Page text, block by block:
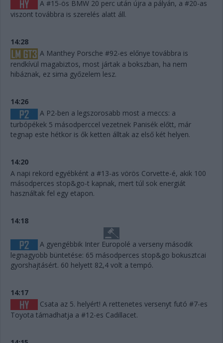
A #15-ös BMW 20 perc után újra a pályán, a #20-as
viszont továbbra is szerelés alatt áll.
14:28
A Manthey Porsche #92-es előnye továbbra is
rendkívül magabiztos, most jártak a bokszban, ha nem
hibáznak, ez sima győzelem lesz.
14:26
A P2-ben a legszorosabb most a meccs: a
turbópékek 5 másodperccel vezetnek Panisék előtt, már
tegnap este hétkor is ők ketten álltak az első két helyen.
14:20
A napi rekord egyébként a #13-as vörös Corvette-é, akik 100
másodperces stop&go-t kapnak, mert túl sok energiát
használtak fel egy etapon.
14:18
A gyengébbik Inter Europolé a verseny második
legnagyobb büntetése: 65 másodperces stop&go bokusztcai
gyorshajtásért. 60 helyett 82,4 volt a tempó.
14:17
Csata az 5. helyért! A rettenetes versenyt futó #7-es
Toyota támadhatja a #12-es Cadillacet.